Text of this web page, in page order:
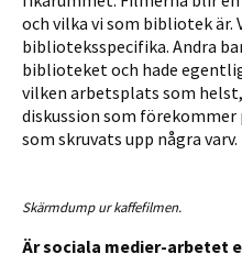
och vilka vi som bibliotek är.
biblioteksspecifika. Andra
biblioteket och hade
vilken arbetsplats som
diskussion som
som skruvats upp några varv.
Skärmdump ur kaffefilmen.
Är sociala medier-arbetet